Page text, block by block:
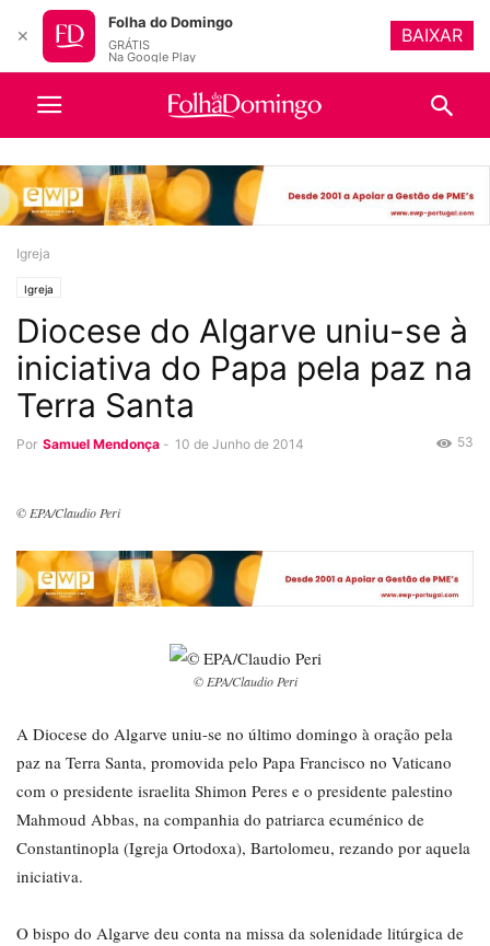
Igreja
Igreja
Diocese do Algarve uniu-se à
iniciativa do Papa pela paz na
Terra Santa
Por Samuel Mendonça - 10 de Junho de 2014 53
© EPA/Claudio Peri
© EPA/Claudio Peri
A Diocese do Algarve uniu-se no último domingo à oração pela
paz na Terra Santa, promovida pelo Papa Francisco no Vaticano
com o presidente israelita Shimon Peres e o presidente palestino
Mahmoud Abbas, na companhia do patriarca ecuménico de
Constantinopla (Igreja Ortodoxa), Bartolomeu, rezando por aquela
iniciativa.
O bispo do Algarve deu conta na missa da solenidade litúrgica de
✕
Folha do Domingo
GRÁTIS
Na Google Play
BAIXAR